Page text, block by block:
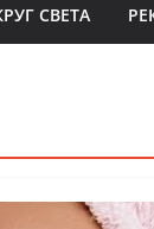
СВЕТА